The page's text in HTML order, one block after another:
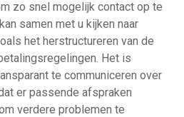
zo snel mogelijk contact op te
samen met u kijken naar
het herstructureren van de
Het is
te communiceren over
er passende afspraken
verdere problemen te